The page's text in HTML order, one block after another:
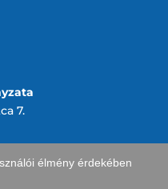
7.
élmény érdekében